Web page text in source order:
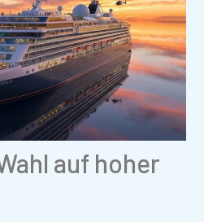
auf hoher